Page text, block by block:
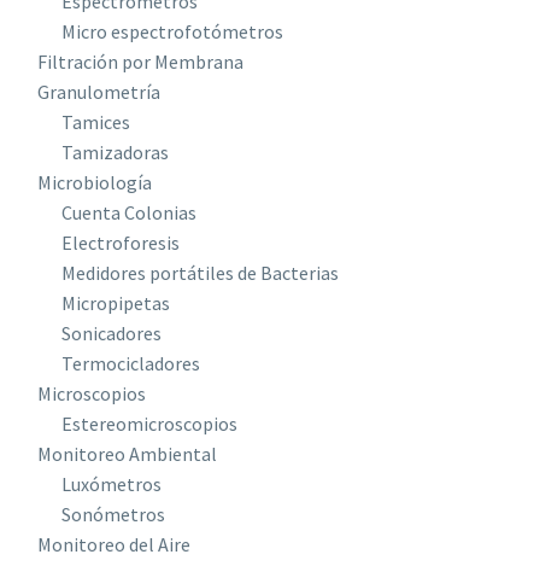
Micro espectrofotómetros
Filtración por Membrana
Granulometría
Tamices
Tamizadoras
Microbiología
Cuenta Colonias
Electroforesis
Medidores portátiles de Bacterias
Micropipetas
Sonicadores
Termocicladores
Microscopios
Estereomicroscopios
Monitoreo Ambiental
Luxómetros
Sonómetros
Monitoreo del Aire